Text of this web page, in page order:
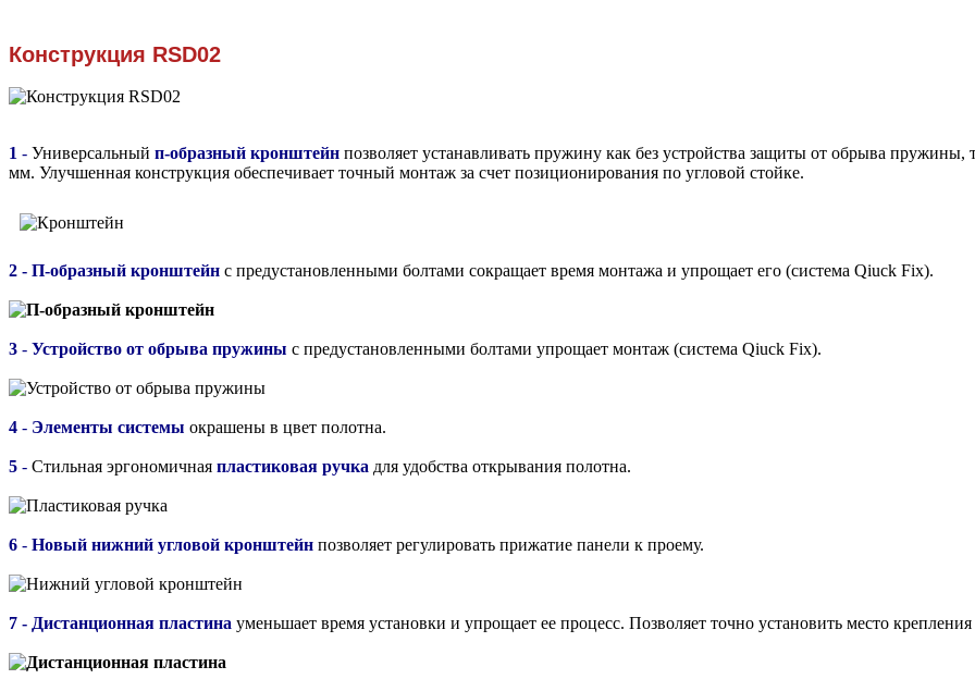
Конструкция RSD02
1 - Универсальный п-образный кронштейн позволяет устанавливать пружину как без устройства защиты от обрыва
мм. Улучшенная конструкция обеспечивает точный монтаж за счет позиционирования по угловой стойке.
2 - П-образный кронштейн с предустановленными болтами сокращает время монтажа и упрощает его (система Qiuck Fix).
3 - Устройство от обрыва пружины с предустановленными болтами упрощает монтаж (система Qiuck Fix).
4 - Элементы системы окрашены в цвет полотна.
5 - Стильная эргономичная пластиковая ручка для удобства открывания полотна.
6 - Новый нижний угловой кронштейн позволяет регулировать прижатие панели к проему.
7 - Дистанционная пластина уменьшает время установки и упрощает ее процесс. Позволяет точно установить место